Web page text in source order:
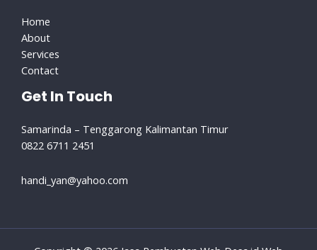
Home
About
Services
Contact
Get In Touch
Samarinda – Tenggarong Kalimantan Timur
0822 6711 2451
handi_yan@yahoo.com